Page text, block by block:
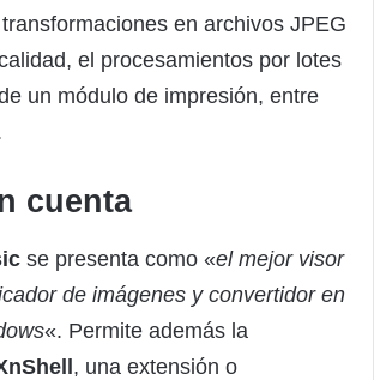
en archivos JPEG
el procesamientos por lotes
un módulo de impresión, entre
cuenta
se presenta como «el mejor visor
de imágenes y convertidor en
«. Permite además la
, una extensión o